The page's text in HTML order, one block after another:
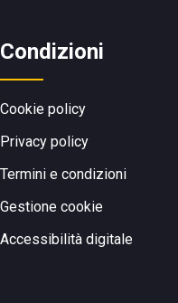
Condizioni
Cookie policy
Privacy policy
Termini e condizioni
Gestione cookie
Accessibilità digitale